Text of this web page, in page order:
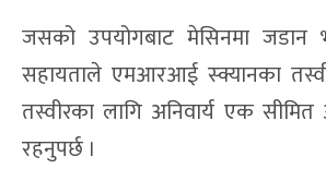
जसको उपयोगबाट मेसिनमा जडान
सहायताले एमआरआई स्क्यानका
तस्वीरका लागि अनिवार्य एक
रहनुपर्छ ।